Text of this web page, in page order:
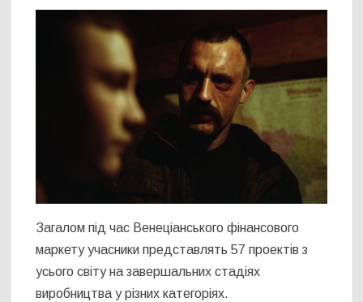
Загалом під час Венеціанського фінансового
маркету учасники представлять 57 проектів з
усього світу на завершальних стадіях
виробництва у різних категоріях.